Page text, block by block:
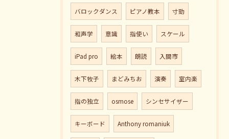
バロックダンス ピアノ教本 寸勁
和声学 意識 指使い スケール
iPad pro 絵本 朗読 入間市
木下牧子 まどみちお 演奏 室内楽
指の独立 osmose シンセサイザー
キーボード Anthony romaniuk